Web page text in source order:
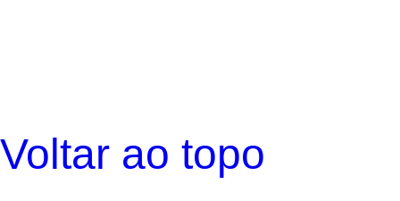
Voltar ao topo